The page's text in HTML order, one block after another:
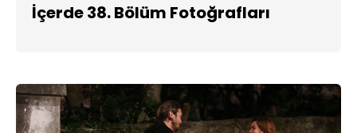
İçerde 38. Bölüm Fotoğrafları